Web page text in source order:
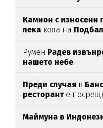
Камион с износени
лека кола на
Румен Радев
нашето небе
Преди случая в
ресторант е
Маймуна в